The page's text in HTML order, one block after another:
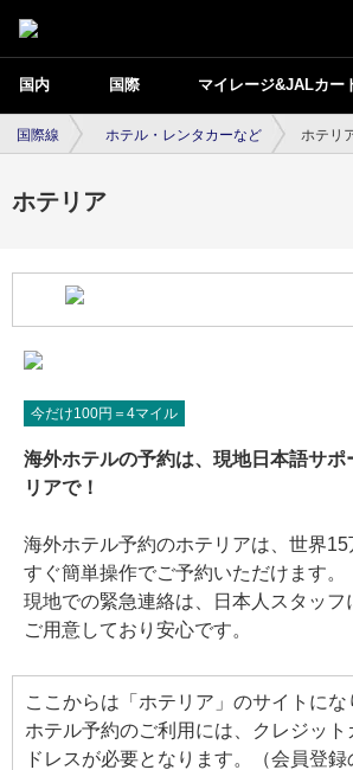
国内 国際 マイレージ&JALカー
国際線 ホテル・レンタカーなど ホテリ
ホテリア
今だけ100円＝4マイル
海外ホテルの予約は、現地日本語サポ
リアで！
海外ホテル予約のホテリアは、世界
すぐ簡単操作でご予約いただけます。
現地での緊急連絡は、日本人スタッフ
ご用意しており安心です。
ここからは「ホテリア」のサイトにな
ホテル予約のご利用には、クレジッ
ドレスが必要となります。（会員登